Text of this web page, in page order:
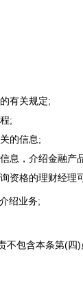
有关规定;
;
的信息;
息，介绍金融产
资格的理财经理
绍业务;
包含本条第(四)